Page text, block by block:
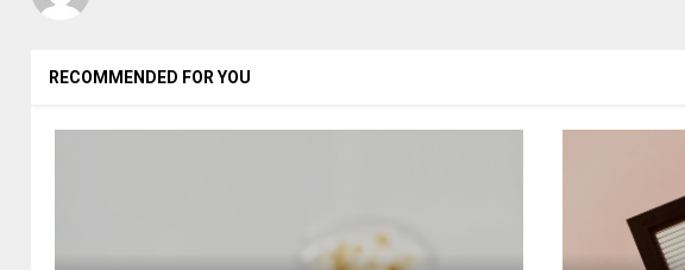
RECOMMENDED FOR YOU